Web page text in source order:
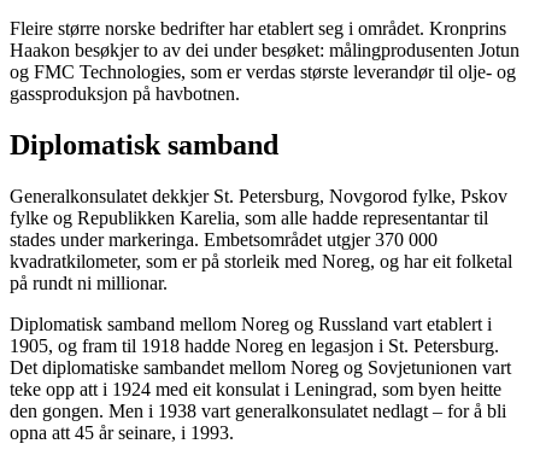
Fleire større norske bedrifter har etablert seg i området. Kronprins
Haakon besøkjer to av dei under besøket: målingprodusenten Jotun
og FMC Technologies, som er verdas største leverandør til olje- og
gassproduksjon på havbotnen.
Diplomatisk samband
Generalkonsulatet dekkjer St. Petersburg, Novgorod fylke, Pskov
fylke og Republikken Karelia, som alle hadde representantar til
stades under markeringa. Embetsområdet utgjer 370 000
kvadratkilometer, som er på storleik med Noreg, og har eit folketal
på rundt ni millionar.
Diplomatisk samband mellom Noreg og Russland vart etablert i
1905, og fram til 1918 hadde Noreg en legasjon i St. Petersburg.
Det diplomatiske sambandet mellom Noreg og Sovjetunionen vart
teke opp att i 1924 med eit konsulat i Leningrad, som byen heitte
den gongen. Men i 1938 vart generalkonsulatet nedlagt – for å bli
opna att 45 år seinare, i 1993.